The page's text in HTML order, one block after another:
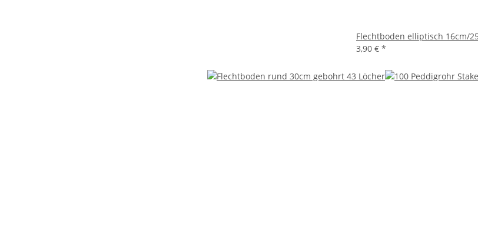
Flechtboden elliptisch 16cm/
3,90 € *